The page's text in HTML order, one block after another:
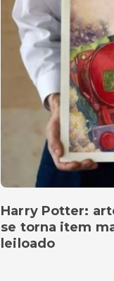
Harry Potter:
se torna item
leiloado